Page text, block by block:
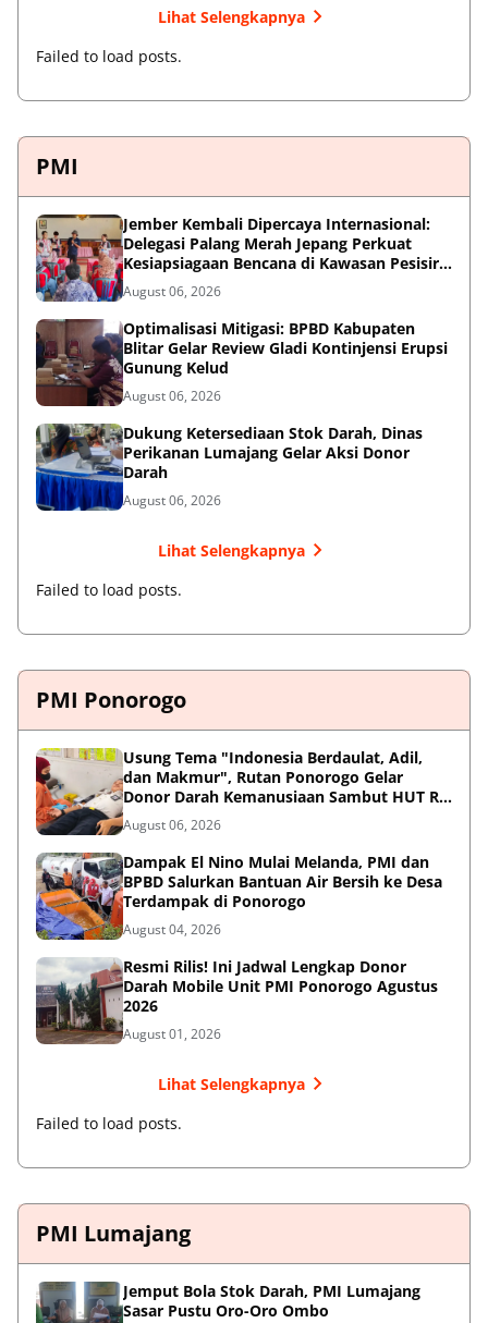
Lihat Selengkapnya
Failed to load posts.
PMI
Jember Kembali Dipercaya Internasional:
Delegasi Palang Merah Jepang Perkuat
Kesiapsiagaan Bencana di Kawasan Pesisir
dan Sekolah
August 06, 2026
Optimalisasi Mitigasi: BPBD Kabupaten
Blitar Gelar Review Gladi Kontinjensi Erupsi
Gunung Kelud
August 06, 2026
Dukung Ketersediaan Stok Darah, Dinas
Perikanan Lumajang Gelar Aksi Donor
Darah
August 06, 2026
Lihat Selengkapnya
Failed to load posts.
PMI Ponorogo
Usung Tema "Indonesia Berdaulat, Adil,
dan Makmur", Rutan Ponorogo Gelar
Donor Darah Kemanusiaan Sambut HUT RI
ke-81
August 06, 2026
Dampak El Nino Mulai Melanda, PMI dan
BPBD Salurkan Bantuan Air Bersih ke Desa
Terdampak di Ponorogo
August 04, 2026
Resmi Rilis! Ini Jadwal Lengkap Donor
Darah Mobile Unit PMI Ponorogo Agustus
2026
August 01, 2026
Lihat Selengkapnya
Failed to load posts.
PMI Lumajang
Jemput Bola Stok Darah, PMI Lumajang
Sasar Pustu Oro-Oro Ombo